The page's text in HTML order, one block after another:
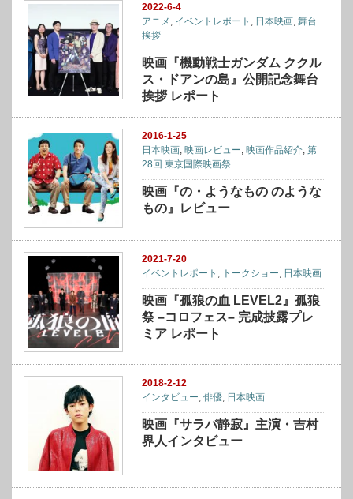
2022-6-4
アニメ
イベントレポート 日本映画 ,舞台
挨拶
映画『機動戦士ガンダム ククル
ス・ドアンの島』公開記念舞台
挨拶 レポート
2016-1-25
日本映画 ,映画レビュー ,映画作品紹介 ,第
28回 東京国際映画祭
映画『の・ようなもの のような
もの』レビュー
2021-7-20
イベントレポート , トークショー, 日本映画
映画『孤狼の血 LEVEL2』孤狼
祭 –コロフェス– 完成披露プレ
ミア レポート
2018-2-12
インタビュー ,俳優 日本映画
映画『サラバ静寂』主演・吉村
界人インタビュー